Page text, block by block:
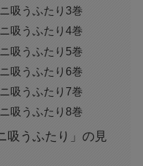
吸うふたり3巻
吸うふたり4巻
吸うふたり5巻
吸うふたり6巻
吸うふたり7巻
吸うふたり8巻
吸うふたり」の見